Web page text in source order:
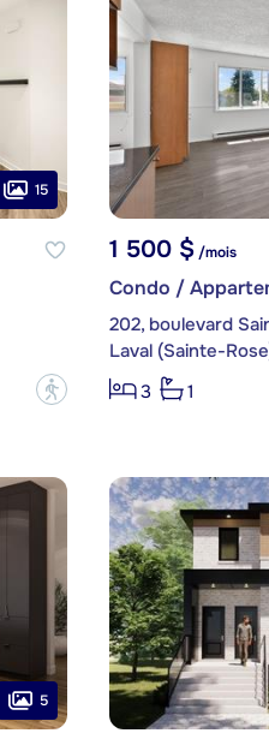
15
?
1 500 $/mois
Condo /
202, boulevard
Laval (Sainte-
3
1
5